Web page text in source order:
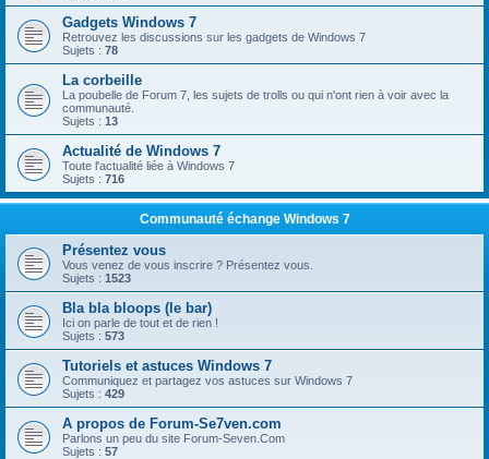
Gadgets Windows 7
Retrouvez les discussions sur les gadgets de Windows 7
Sujets : 78
La corbeille
La poubelle de Forum 7, les sujets de trolls ou qui n'ont rien à voir avec la
communauté.
Sujets : 13
Actualité de Windows 7
Toute l'actualité liée à Windows 7
Sujets : 716
Communauté échange Windows 7
Présentez vous
Vous venez de vous inscrire ? Présentez vous.
Sujets : 1523
Bla bla bloops (le bar)
Ici on parle de tout et de rien !
Sujets : 573
Tutoriels et astuces Windows 7
Communiquez et partagez vos astuces sur Windows 7
Sujets : 429
A propos de Forum-Se7ven.com
Parlons un peu du site Forum-Seven.Com
Sujets : 57